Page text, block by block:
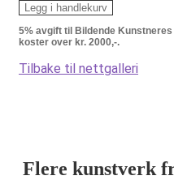
Legg i handlekurv
5% avgift til Bildende
koster over kr. 2000,-.
Tilbake til nettgalleri
Flere kunstverk